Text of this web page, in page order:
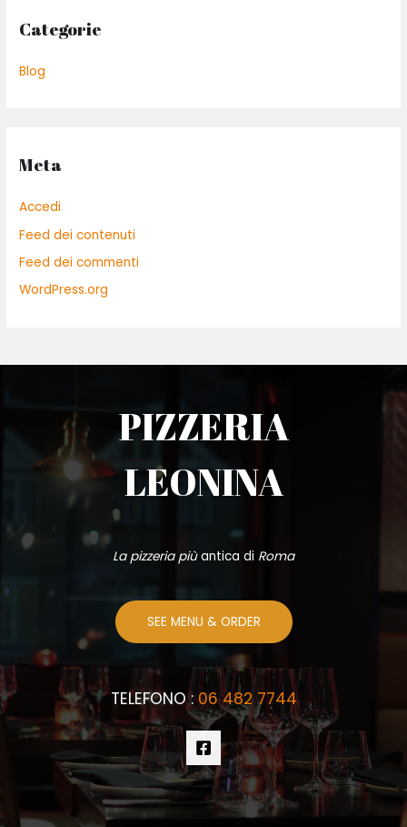
Categorie
Blog
Meta
Accedi
Feed dei contenuti
Feed dei commenti
WordPress.org
PIZZERIA
LEONINA
La pizzeria piùantica di Roma
SEE MENU & ORDER
TELEFONO : 06 482 7744